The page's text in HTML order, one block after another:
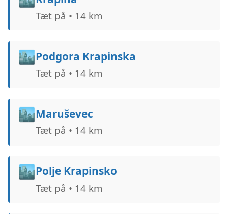
Tæt på • 14 km
🏙️Podgora Krapinska
Tæt på • 14 km
🏙️Maruševec
Tæt på • 14 km
🏙️Polje Krapinsko
Tæt på • 14 km